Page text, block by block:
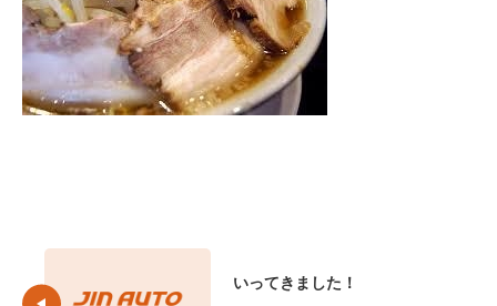
いってきました！